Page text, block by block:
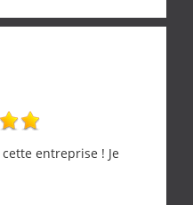
entreprise ! Je